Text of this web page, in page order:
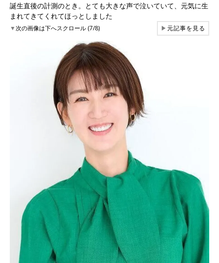
誕生直後の計測のとき。とても大きな声で泣いていて、元気に生
まれてきてくれてほっとしました
▼次の画像は下へスクロール (7/8) ▶元記事を見る